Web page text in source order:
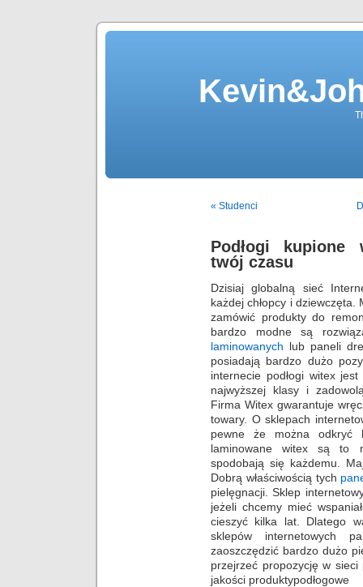
« Studenci
Podłogi kupione
twój czasu
Dzisiaj globalną sieć
każdej chłopcy i dziewczęta.
zamówić produkty do
bardzo modne są
laminowanych lub paneli
posiadają bardzo dużo
internecie podłogi witex
najwyższej klasy i
Firma Witex gwarantuje
towary. O sklepach
pewne że można odkryć
laminowane witex są to
spodobają się każdemu.
Dobrą właściwością tych
pielęgnacji. Sklep
jeżeli chcemy mieć
cieszyć kilka lat. Dlatego
sklepów internetowych
zaoszczędzić bardzo dużo
przejrzeć propozycję w
jakości produktypodłogowe